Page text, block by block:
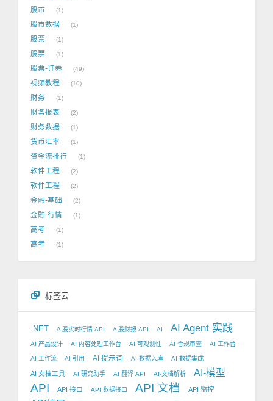
股市 1
股市数据 1
股票 1
股票 1
股票-证券 49
视频教程 10
财务 1
财务报表 2
财务数据 1
货币汇率 1
资金流排行 1
软件工程 2
软件工程 2
金融-基础 2
金融-行情 1
高考 1
高考 1
标签云
.NET A 股实时行情 API A 股财报 API AI AI Agent 实践
AI 产品设计 AI 内容处理工作台 AI 可观测性 AI 合规审查 AI 工作台
AI 工作流 AI 引用 AI 提示词 AI 数据入库 AI 数据集成
AI 文档工具 AI 研究助手 AI 翻译 API AI-文档解析 AI-模型
API API 接口 API 数据接口 API 文档 API 监控